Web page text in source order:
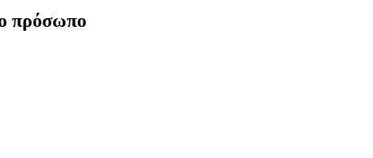
πρόσωπο